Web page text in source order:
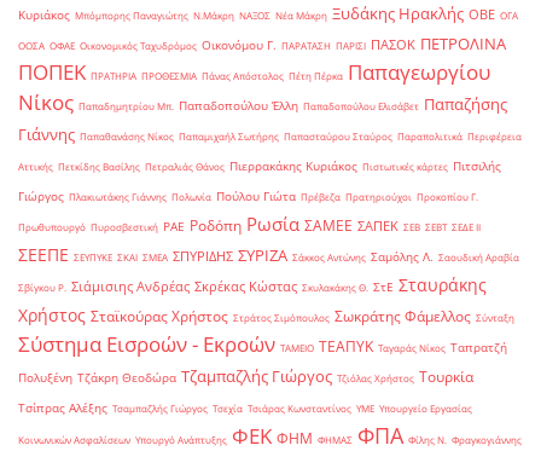
Κυριάκος Μπόμπορης Παναγιώτης Ν.Μάκρη ΝΑΞΟΣ Νέα Μάκρη Ξυδάκης Ηρακλής ΟΒΕ ΟΓΑ
ΟΟΣΑ ΟΦΑΕ Οικονομικός Ταχυδρόμος Οικονόμου Γ. ΠΑΡΑΤΑΣΗ ΠΑΡΙΣΙ ΠΑΣΟΚ ΠΕΤΡΟΛΙΝΑ
ΠΟΠΕΚ ΠΡΑΤΗΡΙΑ ΠΡΟΘΕΣΜΙΑ Πάνας Απόστολος Πέτη Πέρκα Παπαγεωργίου
Νίκος Παπαδημητρίου Μπ. Παπαδοπούλου Έλλη Παπαδοπούλου Ελισάβετ Παπαζήσης
Γιάννης Παπαθανάσης Νίκος Παπαμιχαήλ Σωτήρης Παπασταύρου Σταύρος Παραπολιτικά Περιφέρεια
Αττικής Πετκίδης Βασίλης Πετραλιάς Θάνος Πιερρακάκης Κυριάκος Πιστωτικές κάρτες Πιτσιλής
Γιώργος Πλακιωτάκης Γιάννης Πολωνία Πούλου Γιώτα Πρέβεζα Πρατηριούχοι Προκοπίου Γ.
Πρωθυπουργό Πυροσβεστική ΡΑΕ Ροδόπη Ρωσία ΣΑΜΕΕ ΣΑΠΕΚ ΣΕΒ ΣΕΒΤ ΣΕΔΕ ΙΙ
ΣΕΕΠΕ ΣΕΥΠΥΚΕ ΣΚΑΙ ΣΜΕΑ ΣΠΥΡΙΔΗΣ ΣΥΡΙΖΑ Σάκκος Αντώνης Σαμόλης Λ. Σαουδική Αραβία
Σβίγκου Ρ. Σιάμισιης Ανδρέας Σκρέκας Κώστας Σκυλακάκης Θ. ΣτΕ Σταυράκης
Χρήστος Σταϊκούρας Χρήστος Στράτος Σιμόπουλος Σωκράτης Φάμελλος Σύνταξη
Σύστημα Εισροών - Εκροών ΤΑΜΕΙΟ ΤΕΑΠΥΚ Ταγαράς Νίκος Ταπρατζή
Πολυξένη Τζάκρη Θεοδώρα Τζαμπαζλής Γιώργος Τζιόλας Χρήστος Τουρκία
Τσίπρας Αλέξης Τσαμπαζλής Γιώργος Τσεχία Τσιάρας Κωνσταντίνος ΥΜΕ Υπουργείο Εργασίας
Κοινωνικών Ασφαλίσεων Υπουργό Ανάπτυξης ΦΕΚ ΦΗΜ ΦΗΜΑΣ ΦΠΑ Φίλης Ν. Φραγκογιάννης